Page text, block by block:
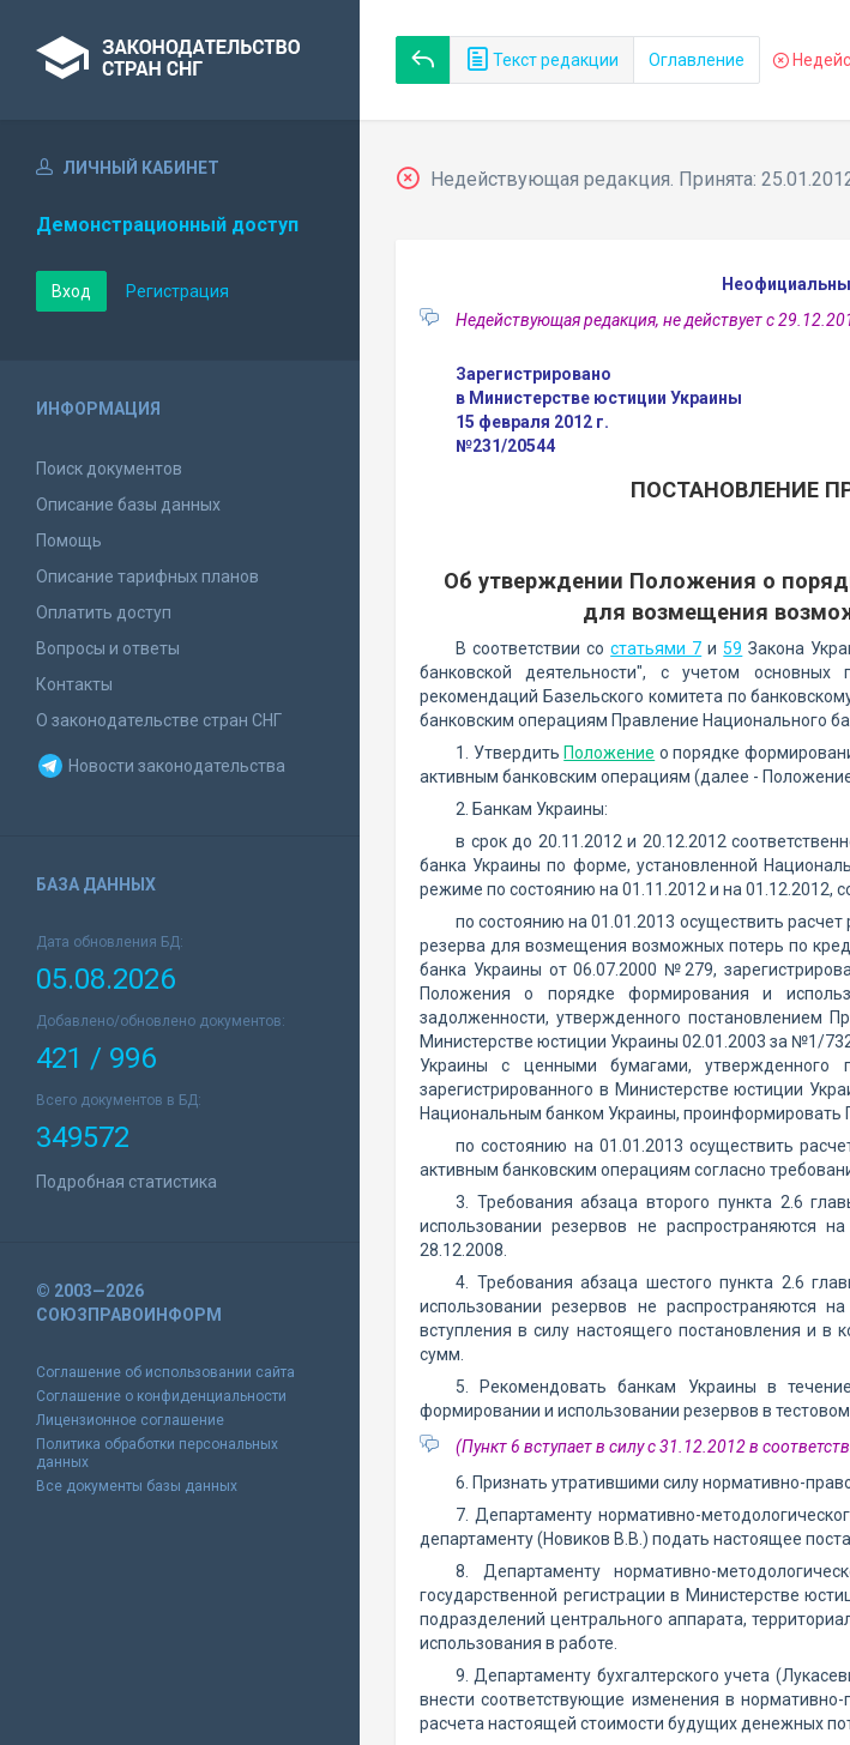
Текст редакции Оглавление
ЛИЧНЫЙ КАБИНЕТ
Демонстрационный доступ
Вход Регистрация
ИНФОРМАЦИЯ
Поиск документов
Описание базы данных
Помощь
Описание тарифных планов
Оплатить доступ
Вопросы и ответы
Контакты
О законодательстве стран СНГ
Новости законодательства
БАЗА ДАННЫХ
Дата обновления БД:
05.08.2026
Добавлено/обновлено документов:
421 / 996
Всего документов в БД:
349572
Подробная статистика
© 2003—2026
СОЮЗПРАВОИНФОРМ
Соглашение об использовании сайта
Соглашение о конфиденциальности
Лицензионное соглашение
Политика обработки персональных
данных
Все документы базы данных
Недействующая редакция. Принята:
Недействующая редакция, не действует с
Зарегистрировано
в Министерстве юстиции Украины
15 февраля 2012 г.
№231/20544
ПОСТАНОВЛЕНИЕ
Об утверждении Положения о
для возмещения
В соответствии состатьями 7 и59 Закона
банковской деятельности", с учетом
рекомендаций Базельского комитета по
банковским операциям Правление Национального
1. Утвердить Положение о порядке
активным банковским операциям (далее -
2. Банкам Украины:
в срок до 20.11.2012 и 20.12.2012
банка Украины по форме, установленной
режиме по состоянию на 01.11.2012 и на 01.12.2012,
по состоянию на 01.01.2013 осуществить
резерва для возмещения возможных потерь по
банка Украины от 06.07.2000 №279,
Положения о порядке формирования и
задолженности, утвержденного постановлением
Министерстве юстиции Украины 02.01.2003 за №1/
Украины с ценными бумагами, утвержденного
зарегистрированного в Министерстве юстиции
Национальным банком Украины, проинформировать
по состоянию на 01.01.2013 осуществить
активным банковским операциям согласно
3. Требования абзаца второго пункта 2.6
использовании резервов не распространяются
28.12.2008.
4. Требования абзаца шестого пункта 2.6
использовании резервов не распространяются
вступления в силу настоящего постановления и в
сумм.
5. Рекомендовать банкам Украины в
формировании и использовании резервов в
(Пункт 6 вступает в силу с 31.12.2012 в
6. Признать утратившими силу нормативно-
7. Департаменту нормативно-
департаменту (Новиков В.В.) подать настоящее
8. Департаменту нормативно-
государственной регистрации в Министерстве
подразделений центрального аппарата,
использования в работе.
9. Департаменту бухгалтерского учета
внести соответствующие изменения в
расчета настоящей стоимости будущих денежных